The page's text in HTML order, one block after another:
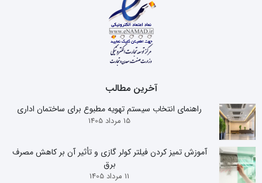
آخرین مطالب
راهنمای انتخاب سیستم تهویه مطبوع برای ساختمان اداری
15 مرداد 1405
آموزش تمیز کردن فیلتر کولر گازی و تأثیر آن بر کاهش مصرف
برق
11 مرداد 1405